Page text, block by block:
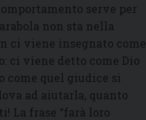
serve per
non sta nella
ci viene insegnato come
ci viene detto come Dio
come quel giudice si
ad aiutarla, quanto
La frase “farà loro